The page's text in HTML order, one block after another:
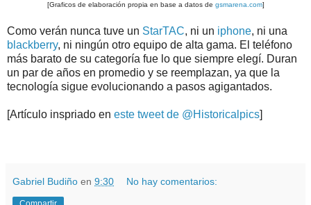
[Graficos de elaboración propia en base a datos de gsmarena.com]
Como verán nunca tuve un StarTAC, ni un iphone, ni una
blackberry, ni ningún otro equipo de alta gama. El teléfono
más barato de su categoría fue lo que siempre elegí. Duran
un par de años en promedio y se reemplazan, ya que la
tecnología sigue evolucionando a pasos agigantados.
[Artículo inspriado en este tweet de @Historicalpics]
Gabriel Budiño en 9:30 No hay comentarios: